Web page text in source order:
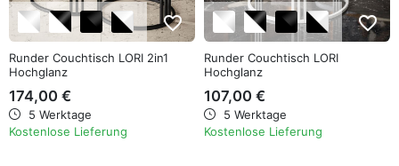
favorite_border
Runder Couchtisch LORI 2in1
Hochglanz
174,00 €
5 Werktage
Kostenlose Lieferung
favorite_border
Runder Couchtisch LORI
Hochglanz
107,00 €
5 Werktage
Kostenlose Lieferung